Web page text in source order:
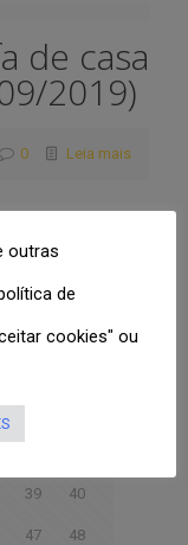
de casa
2019)
0 Leia mais
8
23
39 40
47 48
outras
de
cookies" ou